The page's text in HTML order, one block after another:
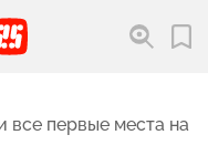
все первые места на